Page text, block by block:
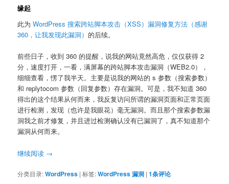
缘起
此为WordPress 搜索跨站脚本攻击（XSS）漏洞修复方法（感谢
360，让我发现此漏洞） 的后续。
前些日子，收到 360 的提醒，说我的网站竟然高危，仅仅获得 2
分，速度打开，一看，满屏幕的跨站脚本攻击漏洞（WEB2.0），
细细查看，愣了我半天。主要是说我的网站的 s 参数（搜索参数）
和 replytocom 参数（回复参数）存在漏洞。可是，我不知道 360
得出的这个结果从何而来，我反复访问所谓的漏洞页面和正常页面
进行检测，发现（也许是我眼花）毫无漏洞。而且那个搜索参数漏
洞我之前才修复，并且进过检测确认没有已漏洞了，真不知道那个
漏洞从何而来。
继续阅读 →
分类目录:WordPress |标签:WordPress 漏洞 |1条评论